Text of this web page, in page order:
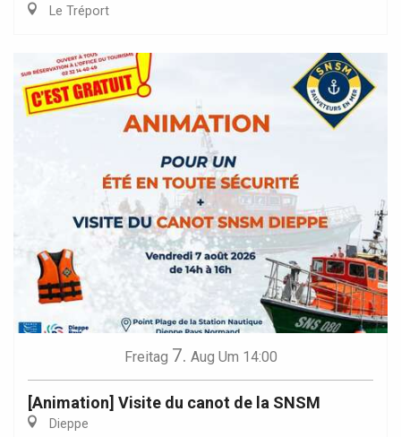
Le Tréport
Freitag 7. Aug Um 14:00
[Animation] Visite du canot de la SNSM
Dieppe